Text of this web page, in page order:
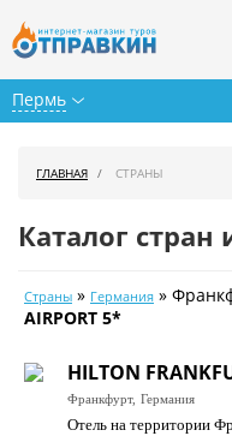
Пермь
Календарь туров
Цены дня
Страны
ГЛАВНАЯ СТРАНЫ
Каталог стран
Страны » Германия »
AIRPORT 5*
HILTON
Франкфурт, Германия
Отель на территории